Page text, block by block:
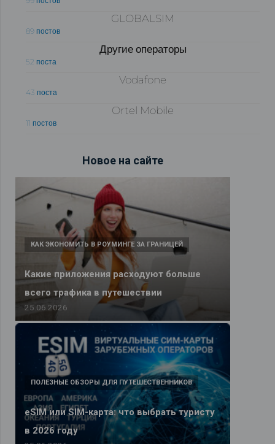
GLOBALSIM
89 постов
Другие операторы
52 поста
Vodafone
43 поста
Ortel Mobile
11 постов
Новое на сайте
Какие приложения расходуют больше
всего трафика в путешествии
КАК ЭКОНОМИТЬ В РОУМИНГЕ ЗА ГРАНИЦЕЙ
25.06.2026
eSIM или SIM-карта: что выбрать туристу
в 2026 году
ПОЛЕЗНЫЕ ОБЗОРЫ ДЛЯ ПУТЕШЕСТВЕННИКОВ